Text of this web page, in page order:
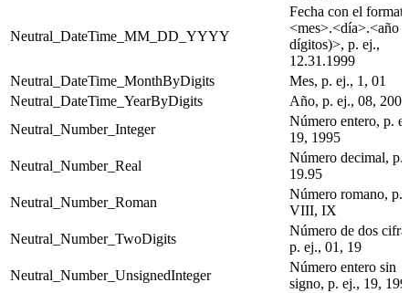
Neutral_DateTime_MM_DD_YYYY
Fecha con el
<mes>.<día>.<año
dígitos)>, p. ej.,
12.31.1999
Neutral_DateTime_MonthByDigits
Mes, p. ej., 1, 01
Neutral_DateTime_YearByDigits
Año, p. ej., 08, 2008
Neutral_Number_Integer
Número entero, p.
19, 1995
Neutral_Number_Real
Número decimal, p.
19.95
Neutral_Number_Roman
Número romano, p.
VIII, IX
Neutral_Number_TwoDigits
Número de dos
p. ej., 01, 19
Neutral_Number_UnsignedInteger
Número entero sin
signo, p. ej., 19,